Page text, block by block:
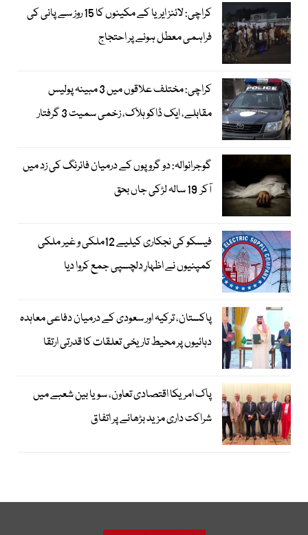
کراچی: لائنز ایریا کے مکینوں کا 15 روز سے پانی کی
فراہمی معطل ہونے پر احتجاج
کراچی: مختلف علاقوں میں 3 مبینہ پولیس
مقابلے، ایک ڈاکو ہلاک، زخمی سمیت 3 گرفتار
گوجرانوالہ: دو گروپوں کے درمیان فائرنگ کی زد میں
آکر 19 سالہ لڑکی جاں بحق
فیسکو کی نجکاری کیلیے 12ملکی و غیر ملکی
کمپنیوں نے اظہارِ دلچسپی جمع کروا دیا
پاکستان، ترکیہ اور سعودی کے درمیان دفاعی معاہدہ
دہائیوں پر محیط تاریخی تعلقات کا قدرتی ارتقا
پاک امریکا اقتصادی تعاون، سویا بین شعبے میں
شراکت داری مزید بڑھانے پر اتفاق